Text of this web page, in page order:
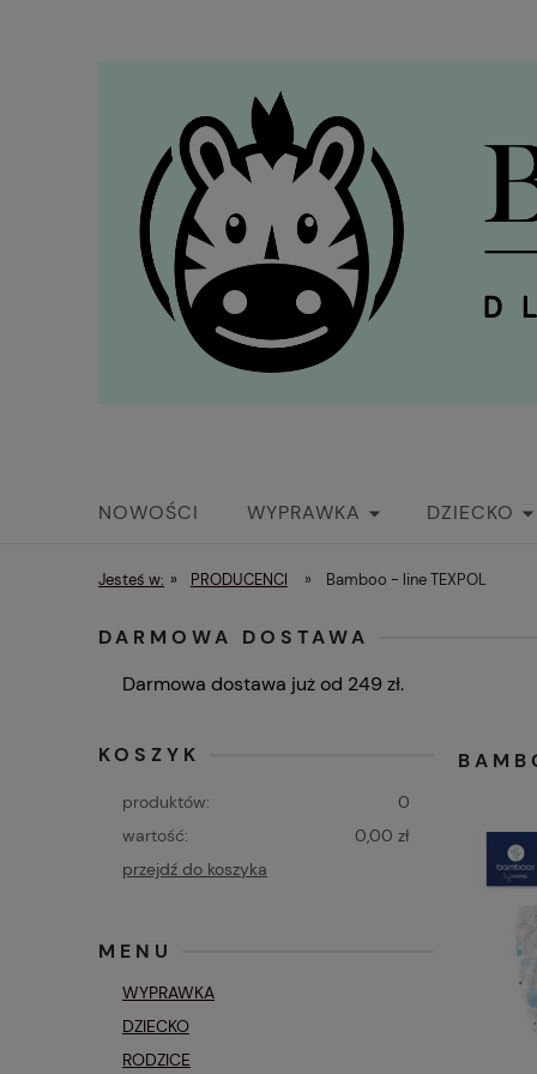
NOWOŚCI WYPRAWKA DZIECKO
Czas i koszty dostawy Menu
Jesteś w: » PRODUCENCI » Bamboo - line TEXPOL
DARMOWA DOSTAWA
Darmowa dostawa już od 249 zł.
KOSZYK
produktów:
0
wartość:
0,00 zł
przejdź do koszyka
MENU
WYPRAWKA
DZIECKO
RODZICE